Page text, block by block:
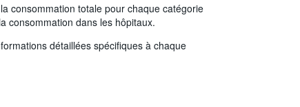
consommation totale pour chaque catégorie
consommation dans les hôpitaux.
détaillées spécifiques à chaque